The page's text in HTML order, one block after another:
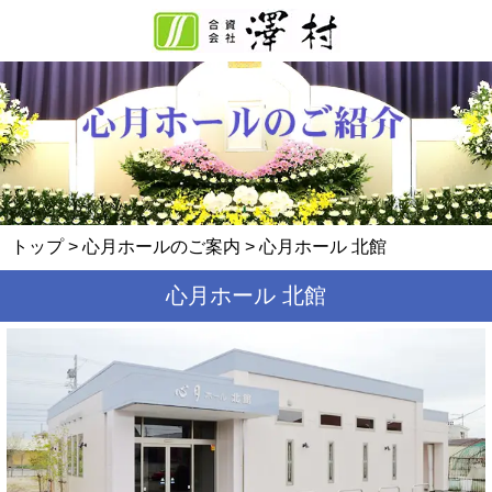
トップ> 心月ホールのご案内 > 心月ホール 北館
心月ホール 北館